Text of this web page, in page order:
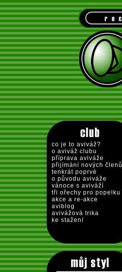
co je to aviváž?
o aviváž clubu
příprava aviváže
přijímání nových členů
tenkrát poprvé
o původu aviváže
vánoce s aviváží
tři ořechy pro popelku
akce a re-akce
aviblog
avivážová trika
ke stažení